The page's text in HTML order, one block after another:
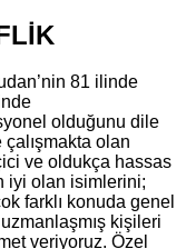
81 ilinde
olduğunu dile
olan
ve oldukça hassas
iyi olan isimlerini;
farklı konuda genel
kişileri
veriyoruz. Özel